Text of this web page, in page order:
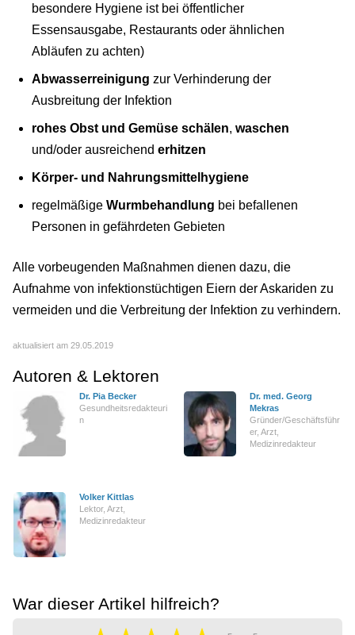
besondere Hygiene ist bei öffentlicher
Essensausgabe, Restaurants oder ähnlichen
Abläufen zu achten)
Abwasserreinigung zur Verhinderung der
Ausbreitung der Infektion
rohes Obst und Gemüse schälen, waschen
und/oder ausreichend erhitzen
Körper- und Nahrungsmittelhygiene
regelmäßige Wurmbehandlung bei befallenen
Personen in gefährdeten Gebieten
Alle vorbeugenden Maßnahmen dienen dazu, die
Aufnahme von infektionstüchtigen Eiern der Askariden zu
vermeiden und die Verbreitung der Infektion zu verhindern.
aktualisiert am 29.05.2019
Autoren & Lektoren
Dr. Pia Becker
Gesundheitsredakteuri
n
Dr. med. Georg
Mekras
Gründer/Geschäftsführ
er, Arzt,
Medizinredakteur
Volker Kittlas
Lektor, Arzt,
Medizinredakteur
War dieser Artikel hilfreich?